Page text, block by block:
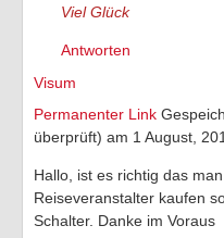
Viel Glück
Antworten
Visum
Permanenter Link
überprüft) am 1 August,
Hallo, ist es richtig das
Reiseveranstalter kaufen
Schalter. Danke im Voraus